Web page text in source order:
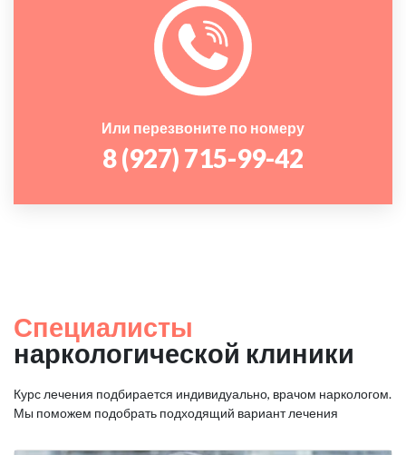
Или перезвоните по номеру
8 (927) 715-99-42
Специалисты
наркологической клиники
Курс лечения подбирается индивидуально, врачом наркологом.
Мы поможем подобрать подходящий вариант лечения